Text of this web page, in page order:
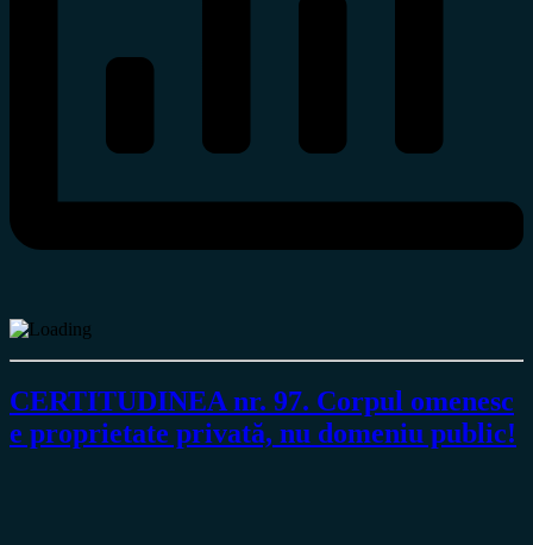
CERTITUDINEA nr. 97. Corpul omenesc
e proprietate privată, nu domeniu public!